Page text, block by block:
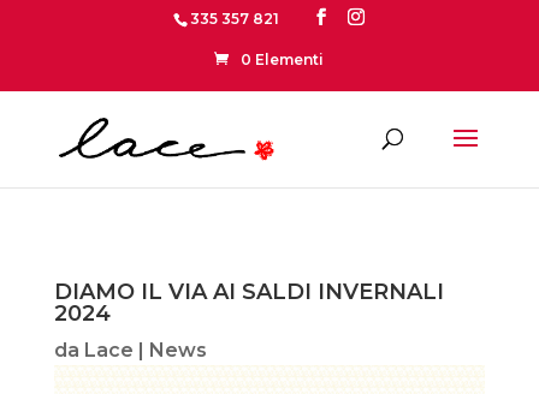
335 357 821
0 Elementi
DIAMO IL VIA AI SALDI INVERNALI
2024
da Lace | News